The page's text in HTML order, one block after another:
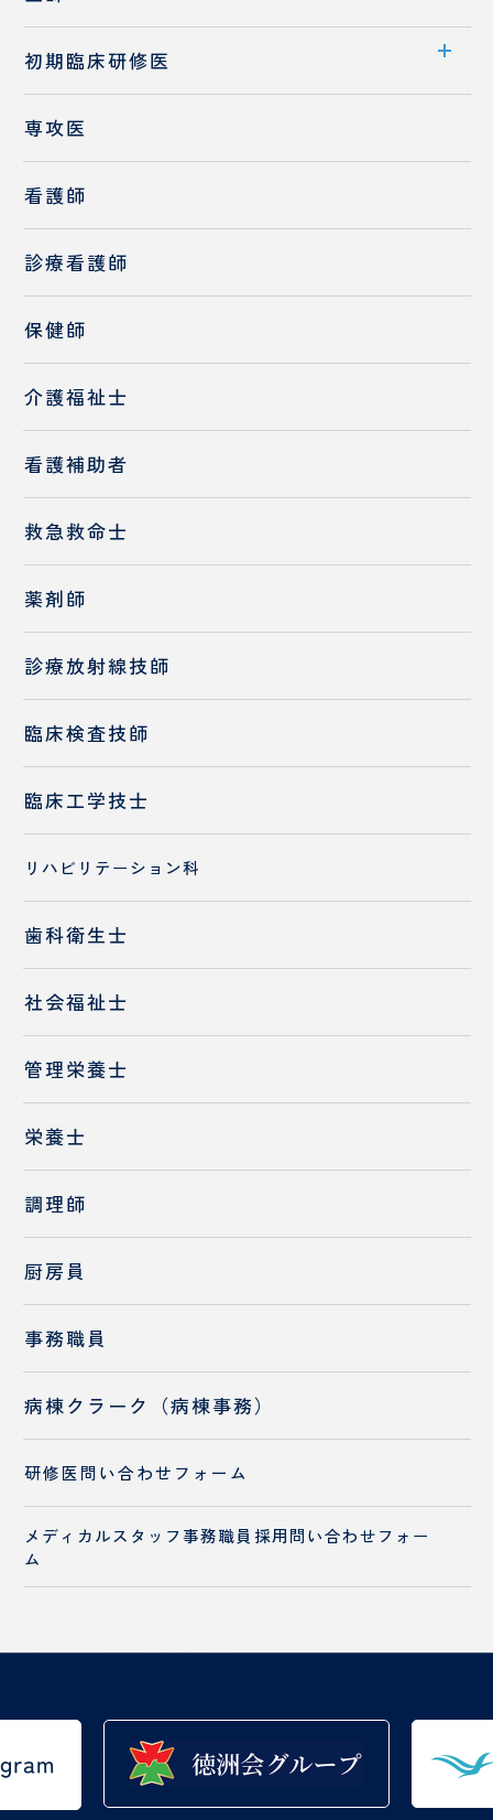
初期臨床研修医
初期臨床研修について
初期臨床研修募集要項
初期研修医の1日
研修医メッセージ
指導医メッセージ
専攻医
看護師
診療看護師
保健師
介護福祉士
看護補助者
救急救命士
薬剤師
診療放射線技師
臨床検査技師
臨床工学技士
リハビリテーション科
歯科衛生士
社会福祉士
管理栄養士
栄養士
調理師
厨房員
事務職員
病棟クラーク（病棟事務）
研修医問い合わせ フォーム
メディカルスタッフ事務職員採用問い合わせフォー
ム